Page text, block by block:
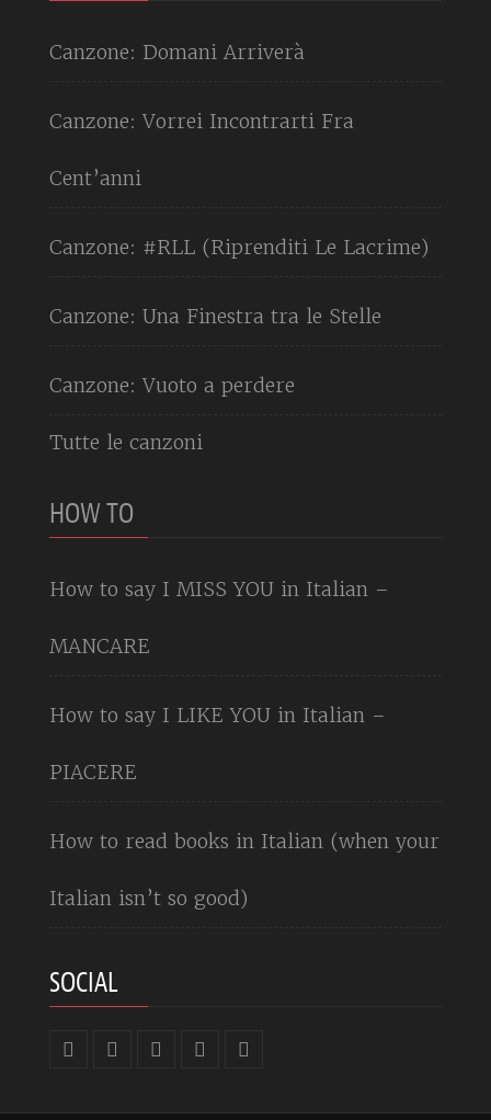
Canzone: Domani Arriverà
Canzone: Vorrei Incontrarti Fra
Cent’anni
Canzone: #RLL (Riprenditi Le Lacrime)
Canzone: Una Finestra tra le Stelle
Canzone: Vuoto a perdere
Tutte le canzoni
HOW TO
How to say I MISS YOU in Italian –
MANCARE
How to say I LIKE YOU in Italian –
PIACERE
How to read books in Italian (when your
Italian isn’t so good)
SOCIAL